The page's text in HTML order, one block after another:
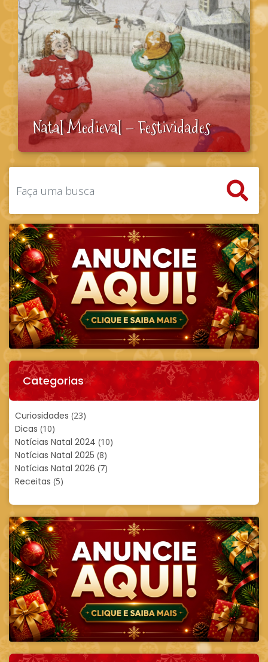
Natal Medieval – Festividades
Categorias
Curiosidades (23)
Dicas (10)
Notícias Natal 2024 (10)
Notícias Natal 2025 (8)
Notícias Natal 2026 (7)
Receitas (5)